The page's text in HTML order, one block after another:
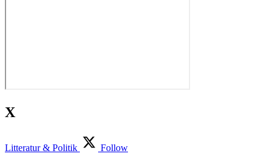
X
Litteratur & Politik
Follow